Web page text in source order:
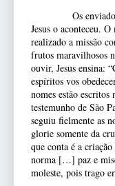
Os enviados
Jesus o aconteceu.
realizado a missão
frutos maravilhosos
ouvir, Jesus ensina:
espíritos vos
nomes estão escritos
testemunho de São
seguiu fielmente as
glorie somente da
que conta é a
norma […] paz e
moleste, pois trago